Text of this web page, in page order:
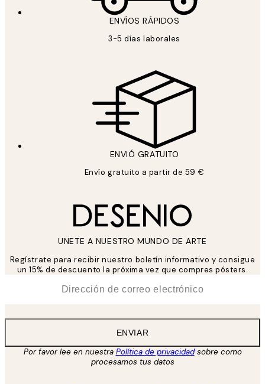
ENVÍOS RÁPIDOS
3-5 días laborales
ENVIÓ GRATUITO
Envío gratuito a partir de 59 €
UNETE A NUESTRO MUNDO DE ARTE
Regístrate para recibir nuestro boletín informativo y consigue
un 15% de descuento la próxima vez que compres pósters.
ENVIAR
Por favor lee en nuestra Política de privacidadsobre como
procesamos tus datos